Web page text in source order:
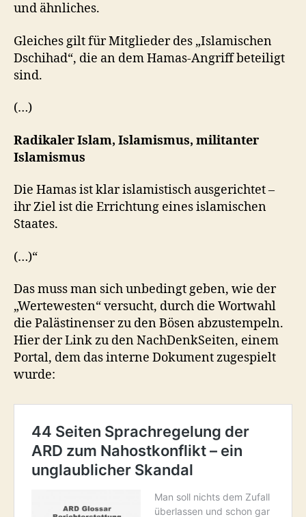
und ähnliches.
Gleiches gilt für Mitglieder des „Islamischen
Dschihad“, die an dem Hamas-Angriff beteiligt
sind.
(…)
Radikaler Islam, Islamismus, militanter
Islamismus
Die Hamas ist klar islamistisch ausgerichtet –
ihr Ziel ist die Errichtung eines islamischen
Staates.
(…)“
Das muss man sich unbedingt geben, wie der
„Wertewesten“ versucht, durch die Wortwahl
die Palästinenser zu den Bösen abzustempeln.
Hier der Link zu den NachDenkSeiten, einem
Portal, dem das interne Dokument zugespielt
wurde: